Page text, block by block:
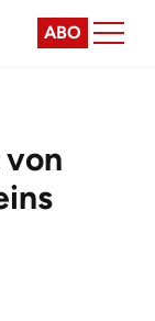
ABO